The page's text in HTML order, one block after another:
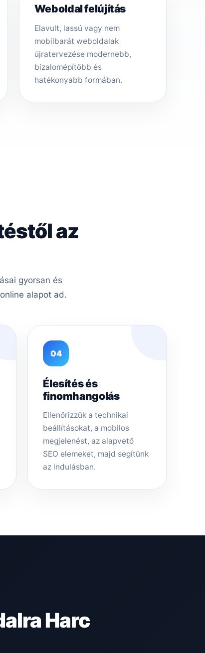
Weboldal felújítás
Elavult, lassú vagy nem
mobilbarát weboldalak
újratervezése modernebb,
bizalomépítőbb és
hatékonyabb formában.
az
gyorsan és
alapot ad.
04
Élesítés és
finomhangolás
Ellenőrizzük a technikai
beállításokat, a mobilos
megjelenést, az alapvető
SEO elemeket, majd segítünk
az indulásban.
Harc